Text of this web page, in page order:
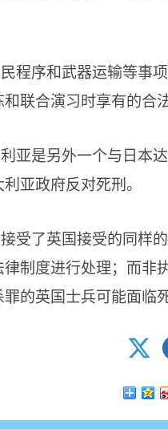
程序和武器运输等事
联合演习时享有的合
亚是另外一个与日本
亚政府反对死刑。
受了英国接受的同样
律制度进行处理；而
的英国士兵可能面临死